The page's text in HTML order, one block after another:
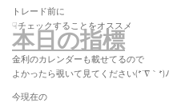
トレード前に
☟チェックすることをオススメ
本日の指標
金利のカレンダーも載せてるので
よかったら覗いて見てください(*´∇｀*)ﾉ
今現在の